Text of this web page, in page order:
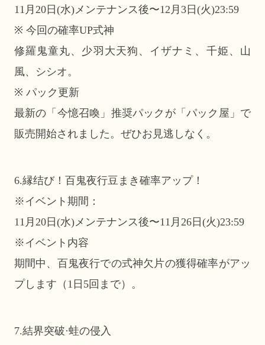
11月20日(水)メンテナンス後〜12月3日(火)23:59
※ 今回の確率UP式神
修羅鬼童丸、少羽大天狗、イザナミ、千姫、山
風、シシオ。
※ パック更新
最新の「今憶召喚」推奨パックが「パック屋」で
販売開始されました。ぜひお見逃しなく。
6.縁结び！百鬼夜行豆まき確率アップ！
※イベント期間：
11月20日(水)メンテナンス後〜11月26日(火)23:59
※イベント内容
期間中、百鬼夜行での式神欠片の獲得確率がアッ
プします（1日5回まで）。
7.結界突破·蛙の侵入